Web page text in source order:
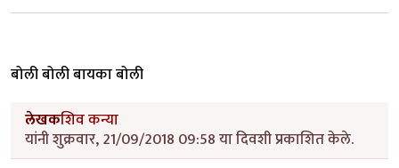
बोली बोली बायका बोली
लेखकशिव कन्या
यांनी शुक्रवार, 21/09/2018 09:58 या दिवशी प्रकाशित केले.